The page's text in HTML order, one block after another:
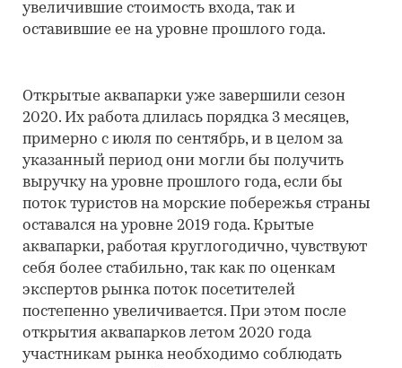
увеличившие стоимость входа, так и
оставившие ее на уровне прошлого года.
Открытые аквапарки уже завершили сезон
2020. Их работа длилась порядка 3 месяцев,
примерно с июля по сентябрь, и в целом за
указанный период они могли бы получить
выручку на уровне прошлого года, если бы
поток туристов на морские побережья страны
оставался на уровне 2019 года. Крытые
аквапарки, работая круглогодично, чувствуют
себя более стабильно, так как по оценкам
экспертов рынка поток посетителей
постепенно увеличивается. При этом после
открытия аквапарков летом 2020 года
участникам рынка необходимо соблюдать